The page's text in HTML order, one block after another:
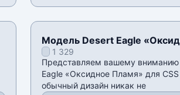
Модель Desert Eagle
CSS v34
1 329
Представляем вашему вниманию
Eagle «Оксидное Пламя» для
обычный дизайн никак не